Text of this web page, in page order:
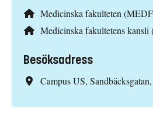
Medicinska fakulteten
Medicinska fakultetens
Besöksadress
Campus US,